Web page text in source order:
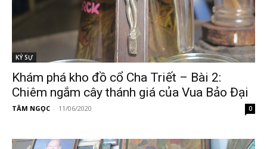
KÝ SỰ
Khám phá kho đồ cổ Cha Triết – Bài 2:
Chiêm ngắm cây thánh giá của Vua Bảo Đại
TÂM NGỌC - 11/06/2020 0